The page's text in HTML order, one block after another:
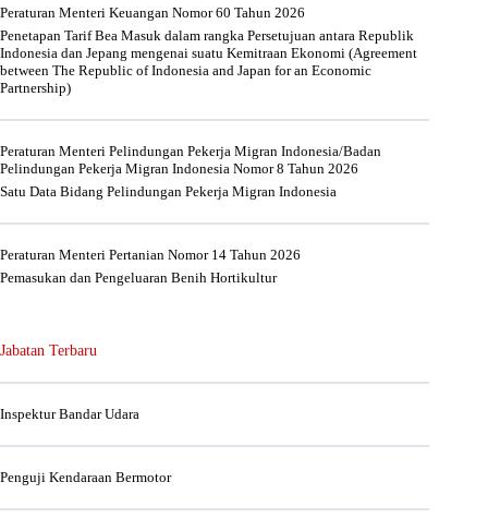
Peraturan Menteri Keuangan Nomor 60 Tahun 2026
Penetapan Tarif Bea Masuk dalam rangka Persetujuan antara Republik
Indonesia dan Jepang mengenai suatu Kemitraan Ekonomi (Agreement
between The Republic of Indonesia and Japan for an Economic
Partnership)
Peraturan Menteri Pelindungan Pekerja Migran Indonesia/Badan
Pelindungan Pekerja Migran Indonesia Nomor 8 Tahun 2026
Satu Data Bidang Pelindungan Pekerja Migran Indonesia
Peraturan Menteri Pertanian Nomor 14 Tahun 2026
Pemasukan dan Pengeluaran Benih Hortikultur
Jabatan Terbaru
Inspektur Bandar Udara
Penguji Kendaraan Bermotor